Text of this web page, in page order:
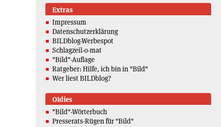
Extras
Impressum
Datenschutzerklärung
BILDblog-Werbespot
Schlagzeil-o-mat
"Bild"-Auflage
Ratgeber: Hilfe, ich bin in "Bild"
Wer liest BILDblog?
Oldies
"Bild"-Wörterbuch
Presserats-Rügen für "Bild"